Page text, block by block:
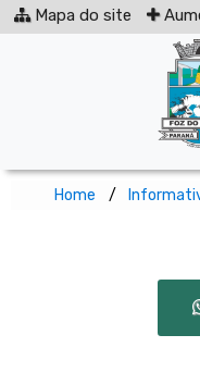
Mapa do site
Home